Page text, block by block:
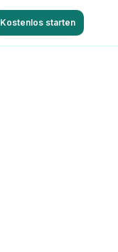
Kostenlos starten